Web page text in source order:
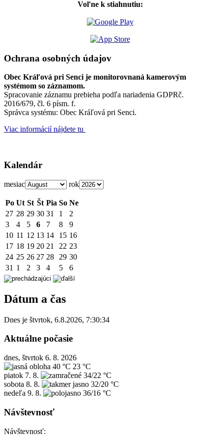
Voľne k stiahnutiu:
Ochrana osobných údajov
Obec Kráľová pri Senci je monitorovnaná kamerovým
systémom so záznamom.
Spracovanie záznamu prebieha podľa nariadenia GDPRč.
2016/679, čl. 6 písm. f.
Správca systému: Obec Kráľová pri Senci.
Viac informácií nájdete tu
Kalendár
mesiac rok
Po Ut St Št Pia So Ne
27 28 29 30 31 1
2
3
4 5 6 7 8
9
10 11 12 13 14 15 16
17 18 19 20 21 22 23
24 25 26 27 28 29 30
31 1 2 3 4 5 6
Dátum a čas
Dnes je štvrtok, 6.8.2026, 7:30:34
Aktuálne počasie
dnes, štvrtok 6. 8. 2026
40 °C 23 °C
piatok 7. 8.
34/22 °C
sobota 8. 8.
32/20 °C
nedeľa 9. 8. 36/16 °C
Návštevnosť
Návštevnosť: